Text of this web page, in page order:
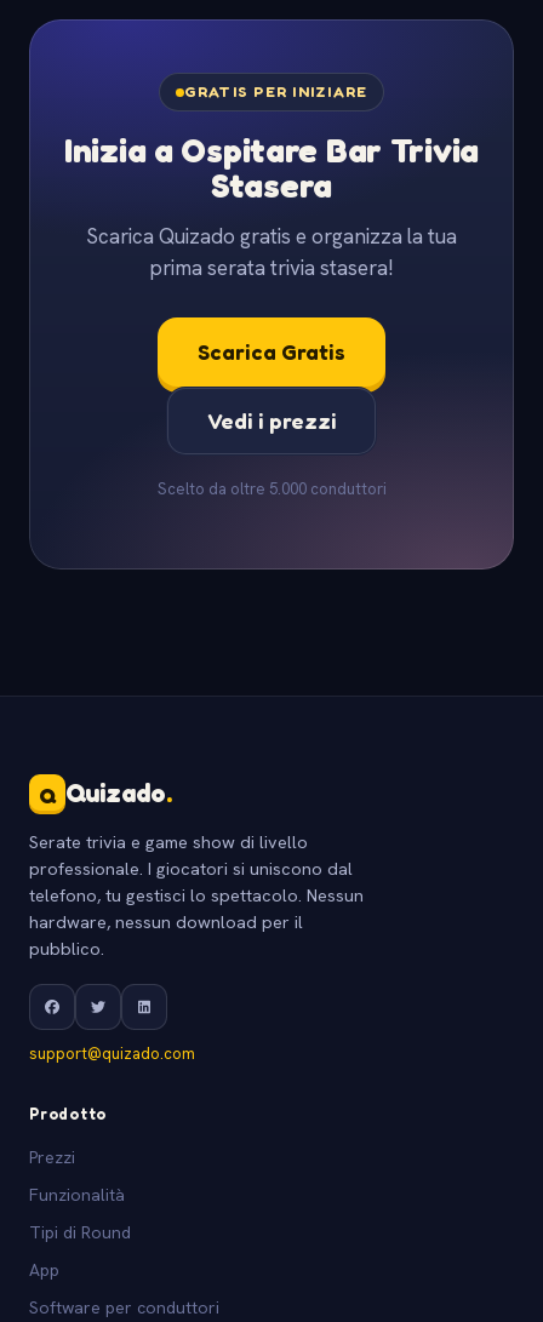
GRATIS PER INIZIARE
Inizia a Ospitare Bar Trivia
Stasera
Scarica Quizado gratis e organizza la tua
prima serata trivia stasera!
Scarica Gratis
Vedi i prezzi
Scelto da oltre 5.000 conduttori
Q Quizado.
Serate trivia e game show di livello
professionale. I giocatori si uniscono dal
telefono, tu gestisci lo spettacolo. Nessun
hardware, nessun download per il
pubblico.
support@quizado.com
Prodotto
Prezzi
Funzionalità
Tipi di Round
App
Software per conduttori